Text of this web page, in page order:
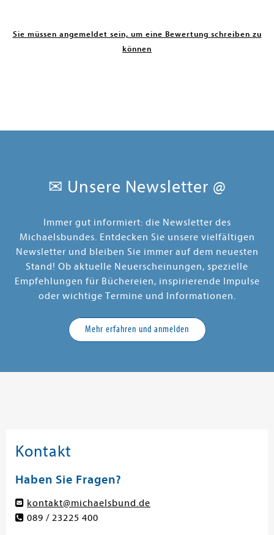
Sie müssen angemeldet sein, um eine Bewertung schreiben zu
können
✉ Unsere Newsletter @
Immer gut informiert: die Newsletter des
Michaelsbundes. Entdecken Sie unsere vielfältigen
Newsletter und bleiben Sie immer auf dem neuesten
Stand! Ob aktuelle Neuerscheinungen, spezielle
Empfehlungen für Büchereien, inspirierende Impulse
oder wichtige Termine und Informationen.
Mehr erfahren und anmelden
Kontakt
Haben Sie Fragen?
kontakt@michaelsbund.de
089 / 23225 400